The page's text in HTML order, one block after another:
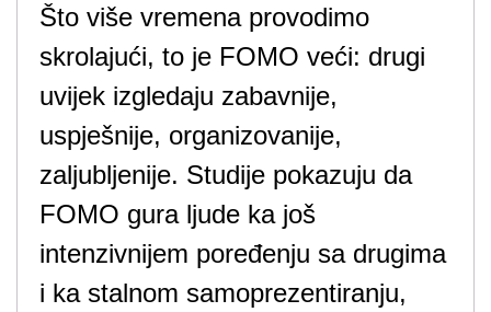
Što više vremena provodimo
skrolajući, to je FOMO veći: drugi
uvijek izgledaju zabavnije,
uspješnije, organizovanije,
zaljubljenije. Studije pokazuju da
FOMO gura ljude ka još
intenzivnijem poređenju sa drugima
i ka stalnom samoprezentiranju,